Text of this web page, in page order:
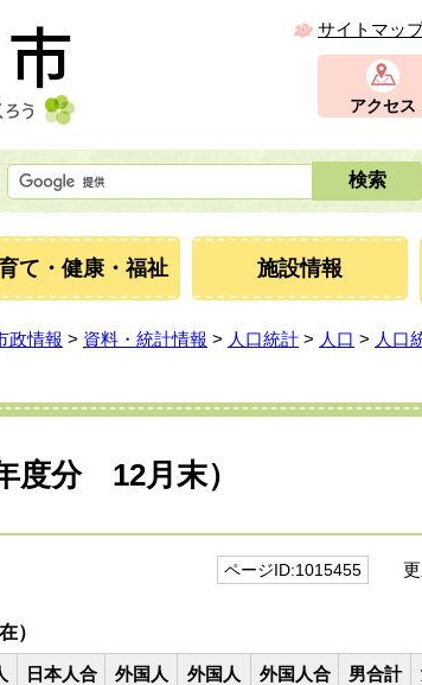
サイトマッ
アクセス
て・健康・福祉 施設情報
政情報 > 資料・統計情報 > 人口統計 > 人口 > 人口
度分 12月末）
ページID:1015455 更
）
日本人合
外国人
外国人
外国人合
男合計